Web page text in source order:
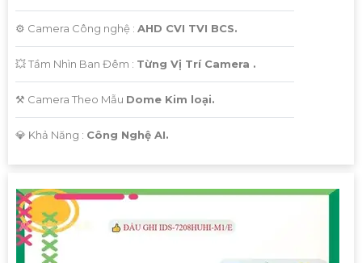
⚙ Camera Công nghệ : AHD CVI TVI BCS.
💥 Tầm Nhìn Ban Đêm : Từng Vị Trí Camera .
⚒ Camera Theo Mẫu Dome Kim loại.
️💎 Khả Năng : Công Nghệ AI.